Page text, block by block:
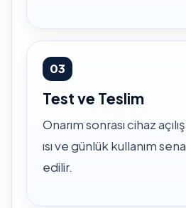
03
Test ve Teslim
Onarım sonrası cihaz
ısı ve günlük kullanım
edilir.